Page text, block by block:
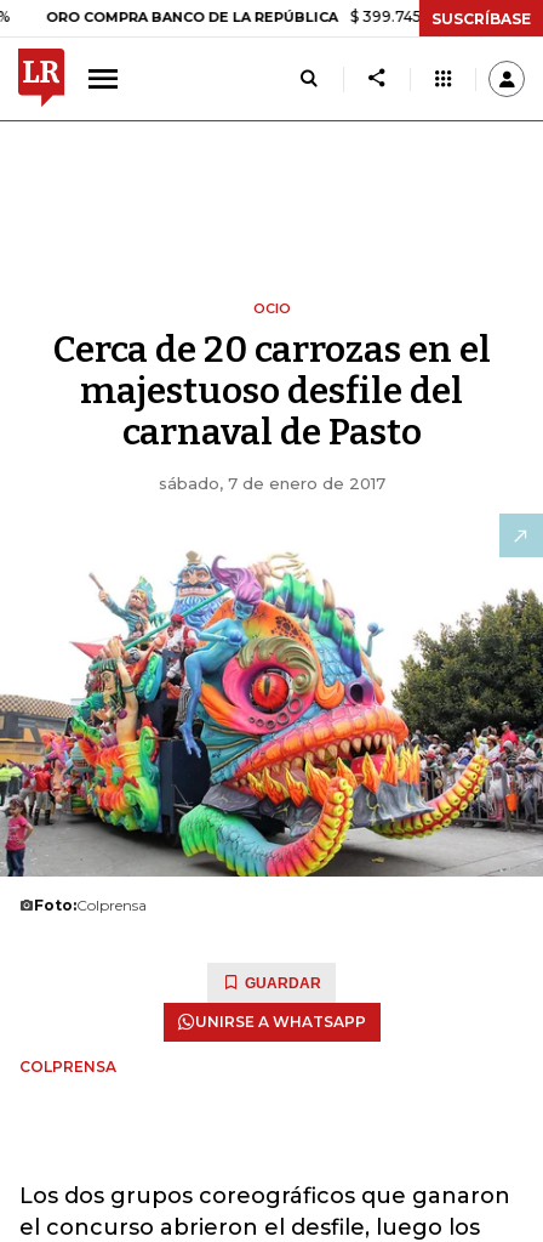
COMPRA BANCO DE LA REPÚBLICA $ 399.745,16 +$ 2.295,71 +0,58%
SUSCRÍBASE
OCIO
Cerca de 20 carrozas en el
majestuoso desfile del
carnaval de Pasto
sábado, 7 de enero de 2017
Foto:Colprensa
GUARDAR
UNIRSE A WHATSAPP
COLPRENSA
Los dos grupos coreográficos que ganaron
el concurso abrieron el desfile, luego los